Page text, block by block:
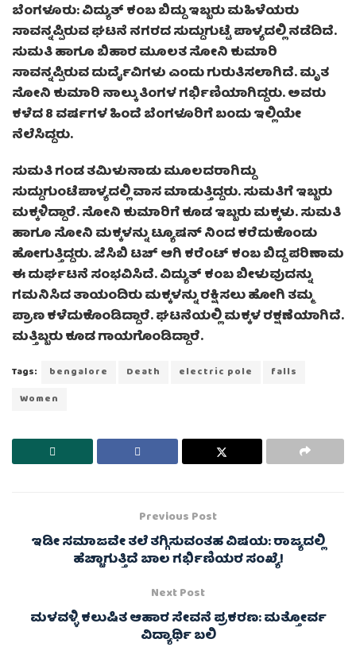
ಬೆಂಗಳೂರು: ವಿದ್ಯುತ್ ಕಂಬ ಬಿದ್ದು ಇಬ್ಬರು ಮಹಿಳೆಯರು
ಸಾವನ್ನಪ್ಪಿರುವ ಘಟನೆ ನಗರದ ಸುದ್ದುಗುಟ್ಟೆ ಪಾಳ್ಯದಲ್ಲಿ ನಡೆದಿದೆ.
ಸುಮತಿ ಹಾಗೂ ಬಿಹಾರ ಮೂಲತ ಸೋನಿ ಕುಮಾರಿ
ಸಾವನ್ನಪ್ಪಿರುವ ದುರ್ದೈವಿಗಳು ಎಂದು ಗುರುತಿಸಲಾಗಿದೆ. ಮೃತ
ಸೋನಿ ಕುಮಾರಿ ನಾಲ್ಕು ತಿಂಗಳ ಗರ್ಭಿಣಿಯಾಗಿದ್ದರು. ಅವರು
ಕಳೆದ 8 ವರ್ಷಗಳ ಹಿಂದೆ ಬೆಂಗಳೂರಿಗೆ ಬಂದು ಇಲ್ಲಿಯೇ
ನೆಲೆಸಿದ್ದರು.
ಸುಮತಿ‌‌ ಗಂಡ ತಮಿಳುನಾಡು ಮೂಲದರಾಗಿದ್ದು
ಸುದ್ದುಗುಂಟೆಪಾಳ್ಯದಲ್ಲಿ ವಾಸ ಮಾಡುತ್ತಿದ್ದರು. ಸುಮತಿಗೆ ಇಬ್ಬರು
ಮಕ್ಕಳಿದ್ದಾರೆ. ಸೋನಿ ಕುಮಾರಿಗೆ ಕೂಡ ಇಬ್ಬರು ಮಕ್ಕಳು. ಸುಮತಿ
ಹಾಗೂ ಸೋನಿ ಮಕ್ಕಳನ್ನು ಟ್ಯೂಷನ್ ನಿಂದ ಕರೆದುಕೊಂಡು
ಹೋಗುತ್ತಿದ್ದರು. ಜೆಸಿಬಿ ಟಚ್ ಆಗಿ ಕರೆಂಟ್ ಕಂಬ ಬಿದ್ದ ಪರಿಣಾಮ
ಈ ದುರ್ಘಟನೆ ಸಂಭವಿಸಿದೆ. ವಿದ್ಯುತ್ ಕಂಬ ಬೀಳುವುದನ್ನು
ಗಮನಿಸಿದ ತಾಯಂದಿರು ಮಕ್ಕಳನ್ನು ರಕ್ಷಿಸಲು ಹೋಗಿ ತಮ್ಮ
ಪ್ರಾಣ ಕಳೆದುಕೊಂಡಿದ್ದಾರೆ. ಘಟನೆಯಲ್ಲಿ ಮಕ್ಕಳ ರಕ್ಷಣೆಯಾಗಿದೆ.
ಮತ್ತಿಬ್ಬರು ಕೂಡ ಗಾಯಗೊಂಡಿದ್ದಾರೆ.
Tags: bengalore Death electric pole
falls
Women
Previous Post
ಇಡೀ ಸಮಾಜವೇ ತಲೆ ತಗ್ಗಿಸುವಂತಹ ವಿಷಯ: ರಾಜ್ಯದಲ್ಲಿ
ಹೆಚ್ಚಾಗುತ್ತಿದೆ ಬಾಲ ಗರ್ಭಿಣಿಯರ ಸಂಖ್ಯೆ!
Next Post
ಮಳವಳ್ಳಿ ಕಲುಷಿತ ಆಹಾರ ಸೇವನೆ ಪ್ರಕರಣ: ಮತ್ತೋರ್ವ
ವಿದ್ಯಾರ್ಥಿ ಬಲಿ